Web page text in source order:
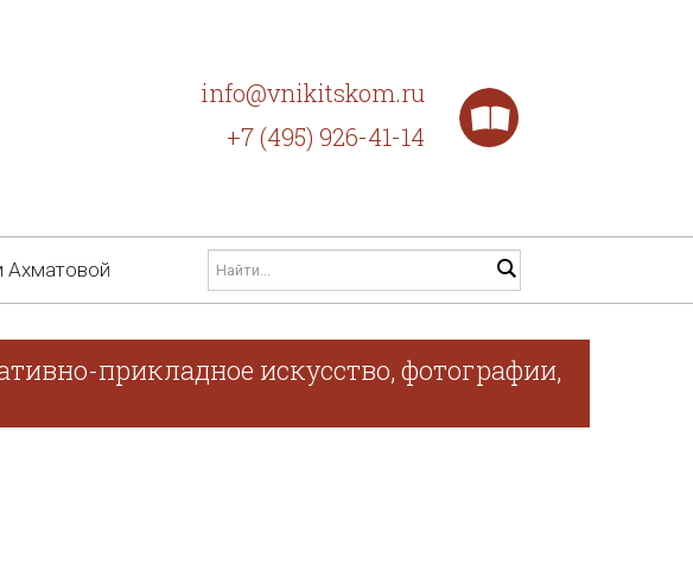
info@vnikitskom.ru
+7 (495) 926-41-14
прикладное искусство, фотографии,